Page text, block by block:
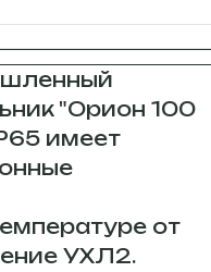
"Орион 100
имеет
от
УХЛ2.